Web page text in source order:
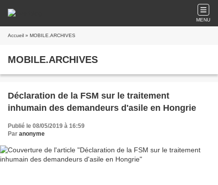
MENU
Accueil » MOBILE.ARCHIVES
MOBILE.ARCHIVES
Déclaration de la FSM sur le traitement
inhumain des demandeurs d'asile en Hongrie
Publié le 08/05/2019 à 16:59
Par anonyme